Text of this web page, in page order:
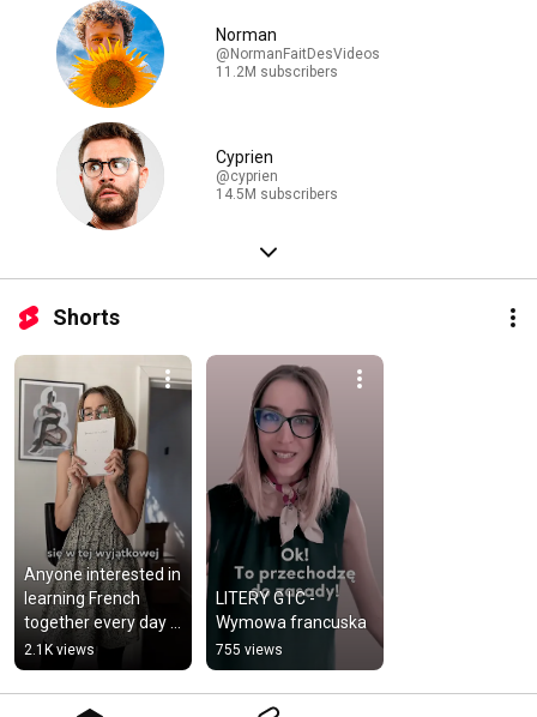
Norman
@NormanFaitDesVideos
11.2M subscribers
Cyprien
@cyprien
14.5M subscribers
Shorts
Anyone interested in
learning French
together every day
for the next year? A
little dose of livel...
2.1K views
LITERY G I C -
Wymowa francuska
755 views